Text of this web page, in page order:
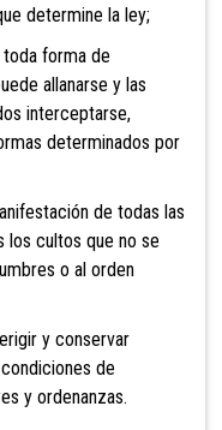
determine la ley;
toda forma de
allanarse y las
interceptarse,
determinados por
ción de todas las
cultos que no se
o al orden
y conservar
de
y ordenanzas.